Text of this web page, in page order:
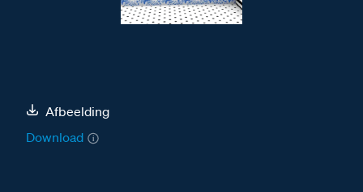
Afbeelding
Download